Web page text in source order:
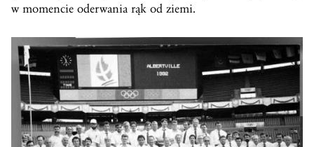
w momencie oderwania rąk od ziemi.